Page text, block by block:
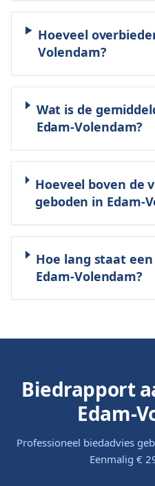
Hoeveel
Volendam?
Wat is de
Edam-Volendam?
Hoeveel boven de
geboden in Edam-
Hoe lang staat
Edam-Volendam?
Biedrapport
Edam-
Professioneel biedadvies
Eenmalig €